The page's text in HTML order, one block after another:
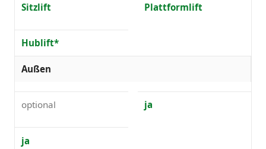
Sitzlift Plattformlift
Hublift*
Außen
optional ja
ja